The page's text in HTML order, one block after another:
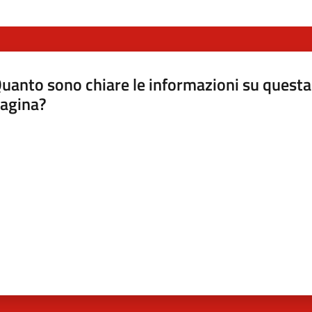
sono chiare le informazioni su questa